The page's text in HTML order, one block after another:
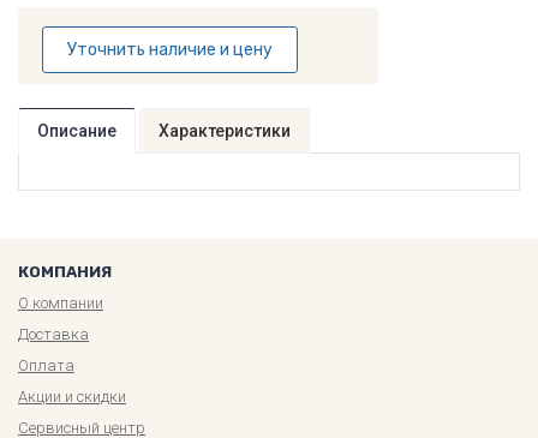
Уточнить наличие и цену
Описание Характеристики
КОМПАНИЯ
О компании
Доставка
Оплата
Акции и скидки
Сервисный центр